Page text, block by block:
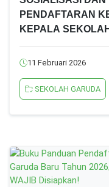
PENDAFTARAN
KEPALA
2026
11 Februari 2026
SEKOLAH GARUDA